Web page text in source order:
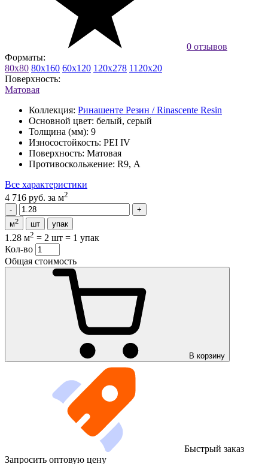
0 отзывов
Форматы:
80x80 80x160 60x120 120x278 1120x20
Поверхность:
Матовая
Коллекция: Ринашенте Резин / Rinascente Resin
Основной цвет: белый, серый
Толщина (мм): 9
Износостойкость: PEI IV
Поверхность: Матовая
Противоскольжение: R9, А
Все характеристики
4 716 руб. за м2
м2 шт упак
1.28 м2 = 2 шт = 1 упак
Кол-во
Общая стоимость
В корзину
Быстрый заказ
Запросить оптовую цену